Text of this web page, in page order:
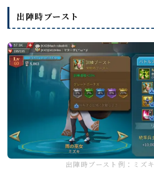
出陣時ブースト
出陣時ブースト例：ミズキ